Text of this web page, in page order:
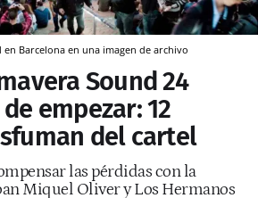
Barcelona en una imagen de archivo
Sound 24
empezar: 12
del cartel
las pérdidas con la
Miquel Oliver y Los Hermanos